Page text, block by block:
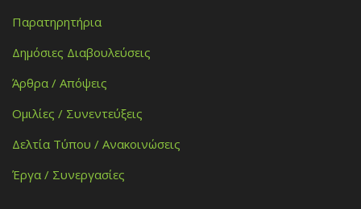
Παρατηρητήρια
Δημόσιες Διαβουλεύσεις
Άρθρα / Απόψεις
Ομιλίες / Συνεντεύξεις
Δελτία Τύπου / Ανακοινώσεις
Έργα / Συνεργασίες